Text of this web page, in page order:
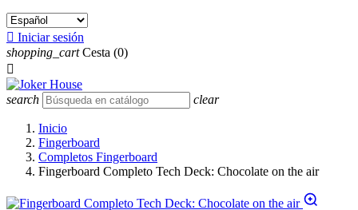
 Iniciar sesión
shopping_cart Cesta (0)

search clear
Inicio
Fingerboard
Completos Fingerboard
Fingerboard Completo Tech Deck: Chocolate on the air